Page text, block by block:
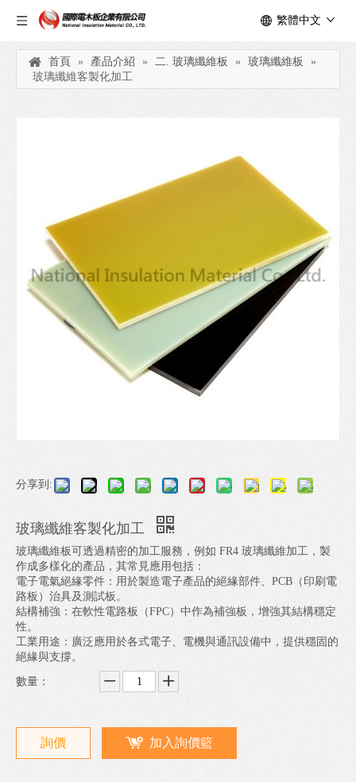
繁體中文
首頁 » 產品介紹 » 二. 玻璃纖維板 » 玻璃纖維板
»
玻璃纖維客製化加工
分享到:
玻璃纖維客製化加工
玻璃纖維板可透過精密的加工服務，例如 FR4 玻璃纖維加工，製
作成多樣化的產品，其常見應用包括：
電子電氣絕緣零件：用於製造電子產品的絕緣部件、PCB（印刷電
路板）治具及測試板。
結構補強：在軟性電路板（FPC）中作為補強板，增強其結構穩定
性。
工業用途：廣泛應用於各式電子、電機與通訊設備中，提供穩固的
絕緣與支撐。
數量：
詢價 加入詢價籃